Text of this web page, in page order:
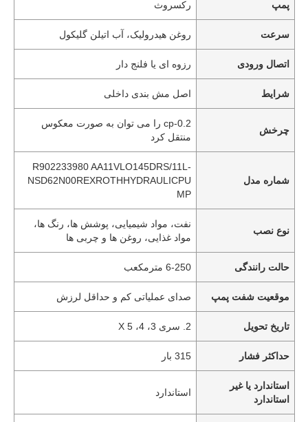
پمپ رکسروث
سرعت روغن هیدرولیک، آب اتیلن گلیکول
اتصال ورودی رزوه ای یا فلنج دار
شرایط اصل مش بندی داخلی
چرخش
0.2-cp را می توان به صورت معکوس
منتقل کرد
شماره مدل
R902233980 AA11VLO145DRS/11L-
NSD62N00REXROTHHYDRAULICPU
MP
نوع نصب
نفت، مواد شیمیایی، پوشش ها، رنگ ها،
مواد غذایی، روغن ها و چربی ها
حالت رانندگی 6-250 مترمکعب
موقعیت شفت پمپ صدای عملیاتی کم و حداقل لرزش
تاریخ تحویل 2. سری 3، 4، 5 X
حداکثر فشار 315 بار
استاندارد یا غیر
استاندارد
استاندارد